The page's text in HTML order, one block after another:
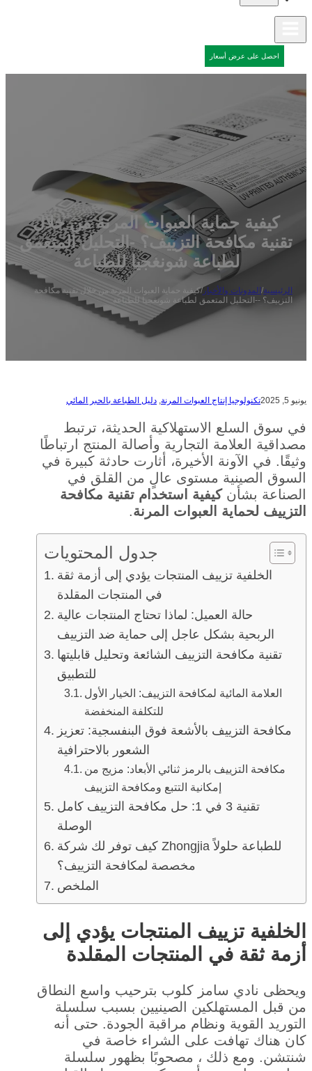
احصل على عرض أسعار
كيفية حماية العبوات المرنة من خلال
تقنية مكافحة التزييف؟ -التحليل المتعمق
لطباعة شونغجيا للطباعة
الرئيسية/المدونات والأخبار/كيفية حماية العبوات المرنة من خلال تقنية مكافحة
التزييف؟ --التحليل المتعمق لطباعة شونغجيا للطباعة
يونيو 5, 2025 تكنولوجيا إنتاج العبوات المرنة, دليل الطباعة بالحبر المائي
في سوق السلع الاستهلاكية الحديثة، ترتبط
مصداقية العلامة التجارية وأصالة المنتج ارتباطًا
وثيقًا. في الآونة الأخيرة، أثارت حادثة كبيرة في
السوق الصينية مستوى عالٍ من القلق في
الصناعة بشأنكيفية استخدام تقنية مكافحة
التزييف لحماية العبوات المرنة.
جدول المحتويات
الخلفية تزييف المنتجات يؤدي إلى أزمة ثقة
في المنتجات المقلدة
حالة العميل: لماذا تحتاج المنتجات عالية
الربحية بشكل عاجل إلى حماية ضد التزييف
تقنية مكافحة التزييف الشائعة وتحليل قابليتها
للتطبيق
العلامة المائية لمكافحة التزييف: الخيار الأول
للتكلفة المنخفضة
مكافحة التزييف بالأشعة فوق البنفسجية: تعزيز
الشعور بالاحترافية
مكافحة التزييف بالرمز ثنائي الأبعاد: مزيج من
إمكانية التتبع ومكافحة التزييف
تقنية 3 في 1: حل مكافحة التزييف كامل
الوصلة
كيف توفر لك شركة Zhongjia للطباعة حلولاً
مخصصة لمكافحة التزييف؟
الملخص
الخلفية تزييف المنتجات يؤدي إلى
أزمة ثقة في المنتجات المقلدة
ويحظى نادي سامز كلوب بترحيب واسع النطاق
من قبل المستهلكين الصينيين بسبب سلسلة
التوريد القوية ونظام مراقبة الجودة. حتى أنه
كان هناك تهافت على الشراء خاصة في
شنتشن. ومع ذلك ، مصحوبًا بظهور سلسلة